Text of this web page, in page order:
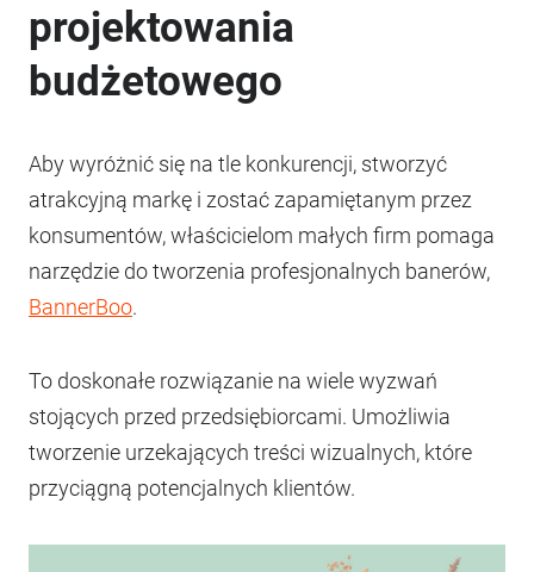
projektowania
budżetowego
Aby wyróżnić się na tle konkurencji, stworzyć
atrakcyjną markę i zostać zapamiętanym przez
konsumentów, właścicielom małych firm pomaga
narzędzie do tworzenia profesjonalnych banerów,
BannerBoo.
To doskonałe rozwiązanie na wiele wyzwań
stojących przed przedsiębiorcami. Umożliwia
tworzenie urzekających treści wizualnych, które
przyciągną potencjalnych klientów.